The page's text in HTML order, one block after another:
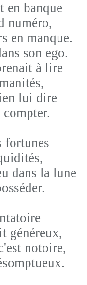
en banque
numéro,
en manque.
son ego.
à lire
lui dire
fortunes
dans la lune
généreux,
notoire,